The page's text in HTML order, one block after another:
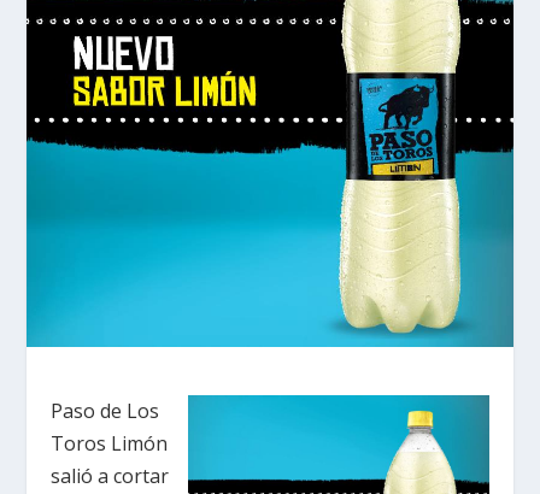
Paso de Los
Toros Limón
salió a cortar